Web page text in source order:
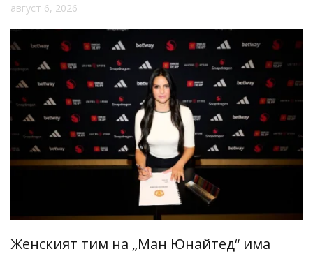
август 6, 2026
Женският тим на „Ман Юнайтед“ има